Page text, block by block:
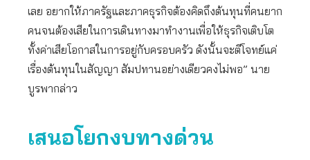
เลย อยากให้ภาครัฐและภาคธุรกิจต้องคิดถึงต้นทุนที่คนยาก
คนจนต้องเสียในการเดินทางมาทำงานเพื่อให้ธุรกิจเติบโต
ทั้งค่าเสียโอกาสในการอยู่กับครอบครัว ดังนั้นจะตีโจทย์แค่
เรื่องต้นทุนในสัญญา สัมปทานอย่างเดียวคงไม่พอ” นาย
บูรพากล่าว
เสนอโยกงบทางด่วน